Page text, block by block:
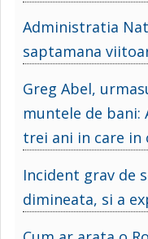
Administratia
saptamana
Greg Abel,
muntele de bani:
trei ani in care in
Incident grav de
dimineata, si a